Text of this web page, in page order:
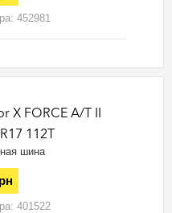
452981
X FORCE A/T II
112T
шина
401522